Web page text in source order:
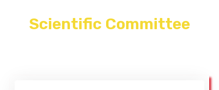
Scientific Committee